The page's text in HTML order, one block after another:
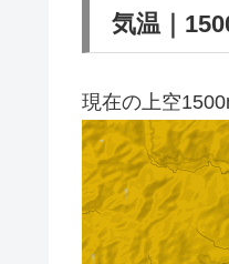
気温｜
現在の上空